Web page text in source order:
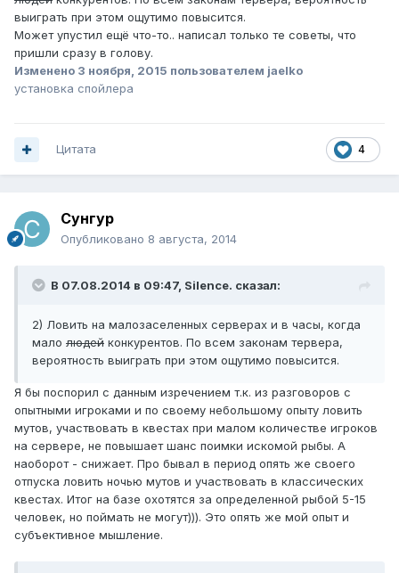
выиграть при этом ощутимо повысится.
Может упустил ещё что-то.. написал только те советы, что
пришли сразу в голову.
Изменено 3 ноября, 2015 пользователем jaelko
установка спойлера
4
Цитата
Сунгур
Опубликовано 8 августа, 2014
В 07.08.2014 в 09:47, Silence. сказал:
2) Ловить на малозаселенных серверах и в часы, когда
мало людей конкурентов. По всем законам тервера,
вероятность выиграть при этом ощутимо повысится.
Я бы поспорил с данным изречением т.к. из разговоров с
опытными игроками и по своему небольшому опыту ловить
мутов, участвовать в квестах при малом количестве игроков
на сервере, не повышает шанс поимки искомой рыбы. А
наоборот - снижает. Про бывал в период опять же своего
отпуска ловить ночью мутов и участвовать в классических
квестах. Итог на базе охотятся за определенной рыбой 5-15
человек, но поймать не могут))). Это опять же мой опыт и
субъективное мышление.